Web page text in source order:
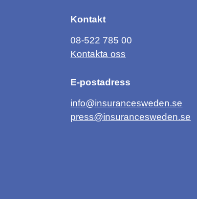
Kontakt
08-522 785 00
Kontakta oss
E-postadress
info@insurancesweden.se
press@insurancesweden.se